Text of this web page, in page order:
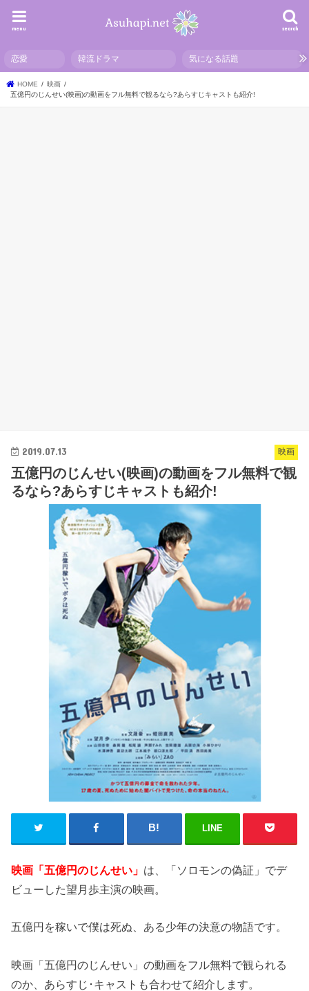
search
menu
恋愛 韓流ドラマ 気になる話題
HOME
映画
五億円のじんせい(映画)の動画をフル無料で観るなら?あらすじキャストも紹介!
映画
2019.07.13
五億円のじんせい(映画)の動画をフル無料で観
るなら?あらすじキャストも紹介!
LINE
映画「五億円のじんせい」 は、「ソロモンの偽証」でデ
ビューした望月歩主演の映画。
五億円を稼いで僕は死ぬ、ある少年の決意の物語です。
映画「五億円のじんせい」の動画をフル無料で観られる
のか、あらすじ･キャストも合わせて紹介します。